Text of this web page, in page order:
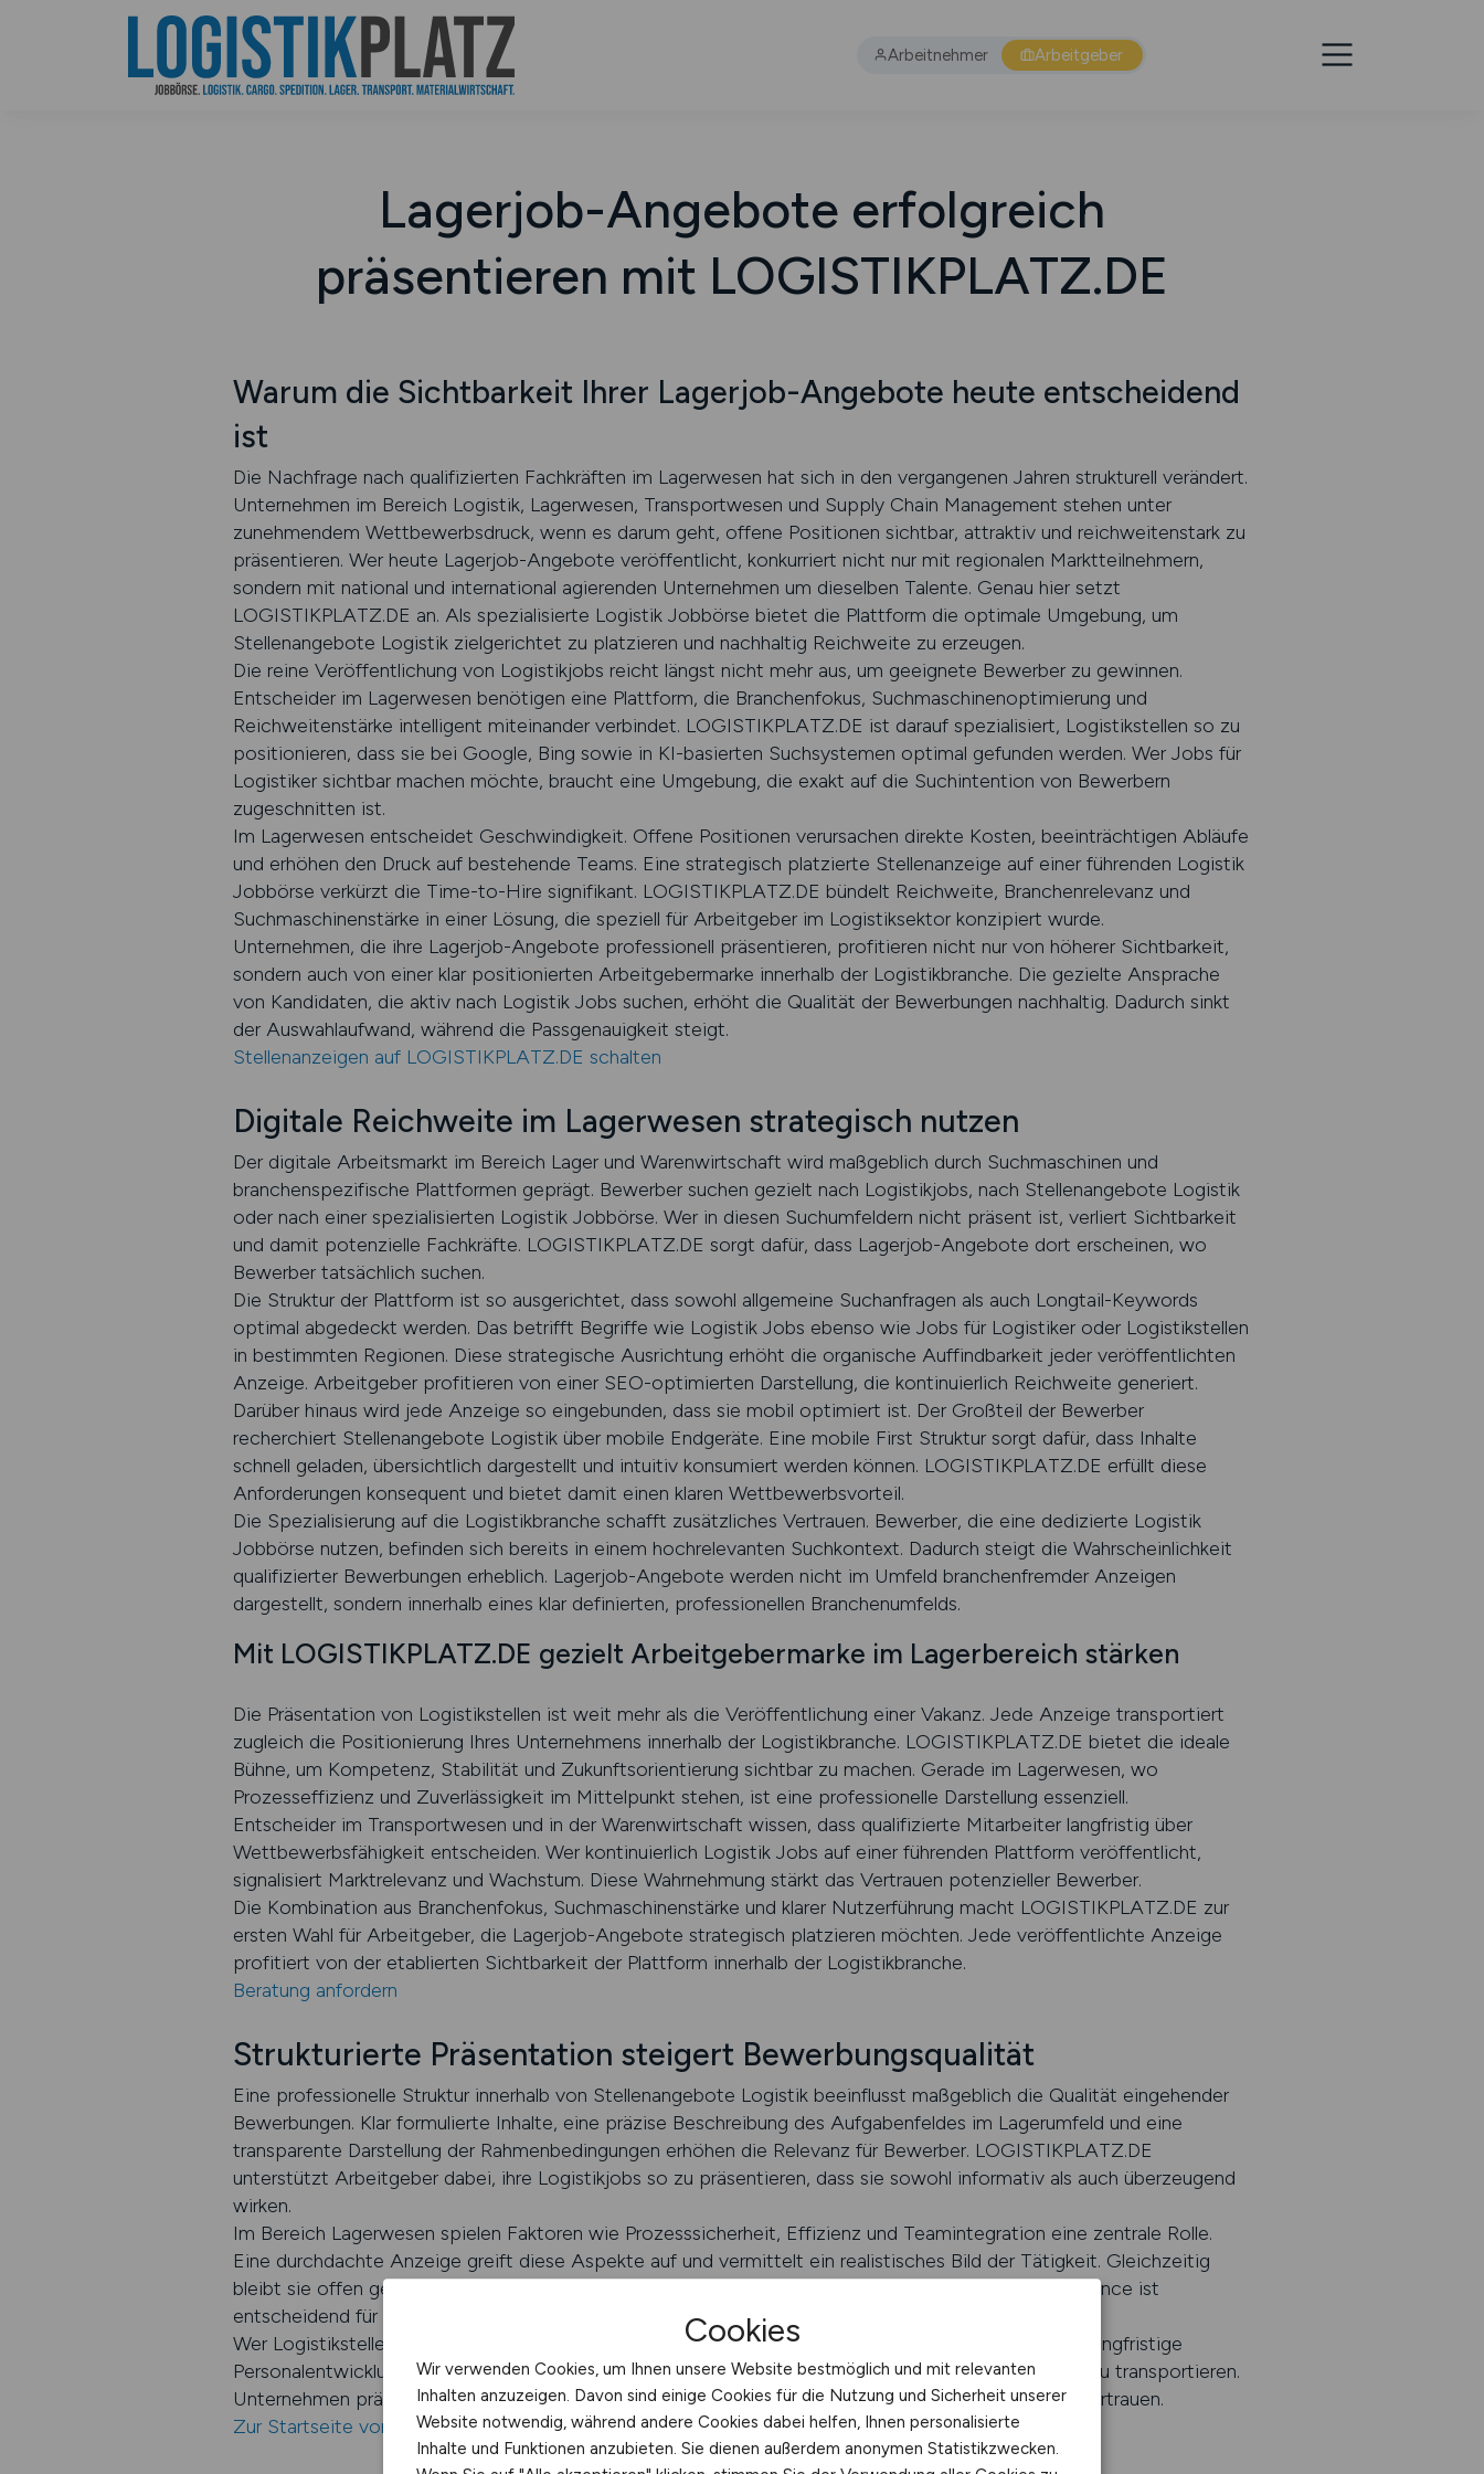
Arbeitnehmer Arbeitgeber
Lagerjob-Angebote erfolgreich
präsentieren mit LOGISTIKPLATZ.DE
Warum die Sichtbarkeit Ihrer Lagerjob-Angebote heute entscheidend
ist
Die Nachfrage nach qualifizierten Fachkräften im Lagerwesen hat sich in den vergangenen Jahren strukturell verändert.
Unternehmen im Bereich Logistik, Lagerwesen, Transportwesen und Supply Chain Management stehen unter
zunehmendem Wettbewerbsdruck, wenn es darum geht, offene Positionen sichtbar, attraktiv und reichweitenstark zu
präsentieren. Wer heute Lagerjob-Angebote veröffentlicht, konkurriert nicht nur mit regionalen Marktteilnehmern,
sondern mit national und international agierenden Unternehmen um dieselben Talente. Genau hier setzt
LOGISTIKPLATZ.DE an. Als spezialisierte Logistik Jobbörse bietet die Plattform die optimale Umgebung, um
Stellenangebote Logistik zielgerichtet zu platzieren und nachhaltig Reichweite zu erzeugen.
Die reine Veröffentlichung von Logistikjobs reicht längst nicht mehr aus, um geeignete Bewerber zu gewinnen.
Entscheider im Lagerwesen benötigen eine Plattform, die Branchenfokus, Suchmaschinenoptimierung und
Reichweitenstärke intelligent miteinander verbindet. LOGISTIKPLATZ.DE ist darauf spezialisiert, Logistikstellen so zu
positionieren, dass sie bei Google, Bing sowie in KI-basierten Suchsystemen optimal gefunden werden. Wer Jobs für
Logistiker sichtbar machen möchte, braucht eine Umgebung, die exakt auf die Suchintention von Bewerbern
zugeschnitten ist.
Im Lagerwesen entscheidet Geschwindigkeit. Offene Positionen verursachen direkte Kosten, beeinträchtigen Abläufe
und erhöhen den Druck auf bestehende Teams. Eine strategisch platzierte Stellenanzeige auf einer führenden Logistik
Jobbörse verkürzt die Time-to-Hire signifikant. LOGISTIKPLATZ.DE bündelt Reichweite, Branchenrelevanz und
Suchmaschinenstärke in einer Lösung, die speziell für Arbeitgeber im Logistiksektor konzipiert wurde.
Unternehmen, die ihre Lagerjob-Angebote professionell präsentieren, profitieren nicht nur von höherer Sichtbarkeit,
sondern auch von einer klar positionierten Arbeitgebermarke innerhalb der Logistikbranche. Die gezielte Ansprache
von Kandidaten, die aktiv nach Logistik Jobs suchen, erhöht die Qualität der Bewerbungen nachhaltig. Dadurch sinkt
der Auswahlaufwand, während die Passgenauigkeit steigt.
Stellenanzeigen auf LOGISTIKPLATZ.DE schalten
Digitale Reichweite im Lagerwesen strategisch nutzen
Der digitale Arbeitsmarkt im Bereich Lager und Warenwirtschaft wird maßgeblich durch Suchmaschinen und
branchenspezifische Plattformen geprägt. Bewerber suchen gezielt nach Logistikjobs, nach Stellenangebote Logistik
oder nach einer spezialisierten Logistik Jobbörse. Wer in diesen Suchumfeldern nicht präsent ist, verliert Sichtbarkeit
und damit potenzielle Fachkräfte. LOGISTIKPLATZ.DE sorgt dafür, dass Lagerjob-Angebote dort erscheinen, wo
Bewerber tatsächlich suchen.
Die Struktur der Plattform ist so ausgerichtet, dass sowohl allgemeine Suchanfragen als auch Longtail-Keywords
optimal abgedeckt werden. Das betrifft Begriffe wie Logistik Jobs ebenso wie Jobs für Logistiker oder Logistikstellen
in bestimmten Regionen. Diese strategische Ausrichtung erhöht die organische Auffindbarkeit jeder veröffentlichten
Anzeige. Arbeitgeber profitieren von einer SEO-optimierten Darstellung, die kontinuierlich Reichweite generiert.
Darüber hinaus wird jede Anzeige so eingebunden, dass sie mobil optimiert ist. Der Großteil der Bewerber
recherchiert Stellenangebote Logistik über mobile Endgeräte. Eine mobile First Struktur sorgt dafür, dass Inhalte
schnell geladen, übersichtlich dargestellt und intuitiv konsumiert werden können. LOGISTIKPLATZ.DE erfüllt diese
Anforderungen konsequent und bietet damit einen klaren Wettbewerbsvorteil.
Die Spezialisierung auf die Logistikbranche schafft zusätzliches Vertrauen. Bewerber, die eine dedizierte Logistik
Jobbörse nutzen, befinden sich bereits in einem hochrelevanten Suchkontext. Dadurch steigt die Wahrscheinlichkeit
qualifizierter Bewerbungen erheblich. Lagerjob-Angebote werden nicht im Umfeld branchenfremder Anzeigen
dargestellt, sondern innerhalb eines klar definierten, professionellen Branchenumfelds.
Mit LOGISTIKPLATZ.DE gezielt Arbeitgebermarke im Lagerbereich stärken
Die Präsentation von Logistikstellen ist weit mehr als die Veröffentlichung einer Vakanz. Jede Anzeige transportiert
zugleich die Positionierung Ihres Unternehmens innerhalb der Logistikbranche. LOGISTIKPLATZ.DE bietet die ideale
Bühne, um Kompetenz, Stabilität und Zukunftsorientierung sichtbar zu machen. Gerade im Lagerwesen, wo
Prozesseffizienz und Zuverlässigkeit im Mittelpunkt stehen, ist eine professionelle Darstellung essenziell.
Entscheider im Transportwesen und in der Warenwirtschaft wissen, dass qualifizierte Mitarbeiter langfristig über
Wettbewerbsfähigkeit entscheiden. Wer kontinuierlich Logistik Jobs auf einer führenden Plattform veröffentlicht,
signalisiert Marktrelevanz und Wachstum. Diese Wahrnehmung stärkt das Vertrauen potenzieller Bewerber.
Die Kombination aus Branchenfokus, Suchmaschinenstärke und klarer Nutzerführung macht LOGISTIKPLATZ.DE zur
ersten Wahl für Arbeitgeber, die Lagerjob-Angebote strategisch platzieren möchten. Jede veröffentlichte Anzeige
profitiert von der etablierten Sichtbarkeit der Plattform innerhalb der Logistikbranche.
Beratung anfordern
Strukturierte Präsentation steigert Bewerbungsqualität
Eine professionelle Struktur innerhalb von Stellenangebote Logistik beeinflusst maßgeblich die Qualität eingehender
Bewerbungen. Klar formulierte Inhalte, eine präzise Beschreibung des Aufgabenfeldes im Lagerumfeld und eine
transparente Darstellung der Rahmenbedingungen erhöhen die Relevanz für Bewerber. LOGISTIKPLATZ.DE
unterstützt Arbeitgeber dabei, ihre Logistikjobs so zu präsentieren, dass sie sowohl informativ als auch überzeugend
wirken.
Im Bereich Lagerwesen spielen Faktoren wie Prozesssicherheit, Effizienz und Teamintegration eine zentrale Rolle.
Eine durchdachte Anzeige greift diese Aspekte auf und vermittelt ein realistisches Bild der Tätigkeit. Gleichzeitig
bleibt sie offen genug, um ein breites Spektrum qualifizierter Interessenten anzusprechen. Diese Balance ist
entscheidend für nachhaltigen Rekrutierungserfolg.
Wer Logistikstellen strategisch veröffentlicht, denkt nicht nur an kurzfristige Besetzung, sondern an langfristige
Personalentwicklung. LOGISTIKPLATZ.DE bietet den idealen Rahmen, um genau diese Perspektive zu transportieren.
Unternehmen präsentieren sich als stabile Arbeitgeber innerhalb der Logistikbranche und schaffen Vertrauen.
Zur Startseite von LOGISTIKPLATZ.DE
Cookies
Wir verwenden Cookies, um Ihnen unsere Website bestmöglich und mit relevanten
Inhalten anzuzeigen. Davon sind einige Cookies für die Nutzung und Sicherheit unserer
Website notwendig, während andere Cookies dabei helfen, Ihnen personalisierte
Inhalte und Funktionen anzubieten. Sie dienen außerdem anonymen Statistikzwecken.